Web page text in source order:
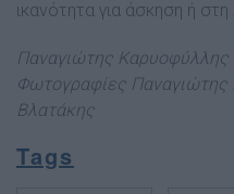
ικανότητα για άσκηση ή
Παναγιώτης Καρυοφύλλης
Φωτογραφίες
Βλατάκης
Tags